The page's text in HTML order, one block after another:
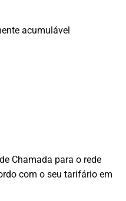
acumulável
Chamada para o rede
com o seu tarifário em